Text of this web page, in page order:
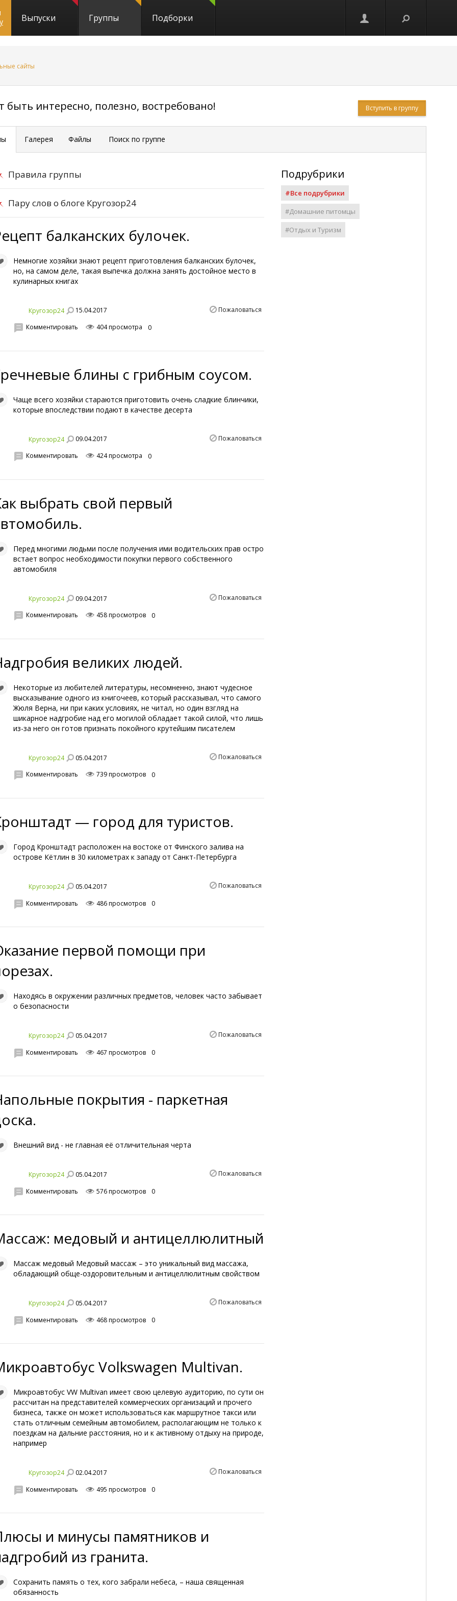
Выпуски Группы Подборки
сайты
быть интересно, полезно, востребовано! Вступить в группу
Галерея Файлы Поиск по группе
Правила группы
Пару слов о блоге Кругозор24
балканских булочек.
Немногие хозяйки знают рецепт приготовления балканских булочек,
но, на самом деле, такая выпечка должна занять достойное место в
кулинарных книгах
Кругозор24 15.04.2017 Пожаловаться
Комментировать 404 просмотра 0
блины с грибным соусом.
Чаще всего хозяйки стараются приготовить очень сладкие блинчики,
которые впоследствии подают в качестве десерта
Кругозор24 09.04.2017 Пожаловаться
Комментировать 424 просмотра 0
выбрать свой первый
Перед многими людьми после получения ими водительских прав остро
встает вопрос необходимости покупки первого собственного
автомобиля
Кругозор24 09.04.2017 Пожаловаться
Комментировать 458 просмотров 0
великих людей.
Некоторые из любителей литературы, несомненно, знают чудесное
высказывание одного из книгочеев, который рассказывал, что самого
Жюля Верна, ни при каких условиях, не читал, но один взгляд на
шикарное надгробие над его могилой обладает такой силой, что лишь
из-за него он готов признать покойного крутейшим писателем
Кругозор24 05.04.2017 Пожаловаться
Комментировать 739 просмотров 0
— город для туристов.
Город Кронштадт расположен на востоке от Финского залива на
острове Кётлин в 30 километрах к западу от Санкт-Петербурга
Кругозор24 05.04.2017 Пожаловаться
Комментировать 486 просмотров 0
первой помощи при
Находясь в окружении различных предметов, человек часто забывает
о безопасности
Кругозор24 05.04.2017 Пожаловаться
Комментировать 467 просмотров 0
покрытия - паркетная
Внешний вид - не главная её отличительная черта
Кругозор24 05.04.2017 Пожаловаться
Комментировать 576 просмотров 0
медовый и антицеллюлитный
Массаж медовый Медовый массаж – это уникальный вид массажа,
обладающий обще-оздоровительным и антицеллюлитным свойством
Кругозор24 05.04.2017 Пожаловаться
Комментировать 468 просмотров 0
Volkswagen Multivan.
Микроавтобус VW Multivan имеет свою целевую аудиторию, по сути он
рассчитан на представителей коммерческих организаций и прочего
бизнеса, также он может использоваться как маршрутное такси или
стать отличным семейным автомобилем, располагающим не только к
поездкам на дальние расстояния, но и к активному отдыху на природе,
например
Кругозор24 02.04.2017 Пожаловаться
Комментировать 495 просмотров 0
и минусы памятников и
из гранита.
Сохранить память о тех, кого забрали небеса, – наша священная
обязанность
Подрубрики
#Все подрубрики
#Домашние питомцы
#Отдых и Туризм